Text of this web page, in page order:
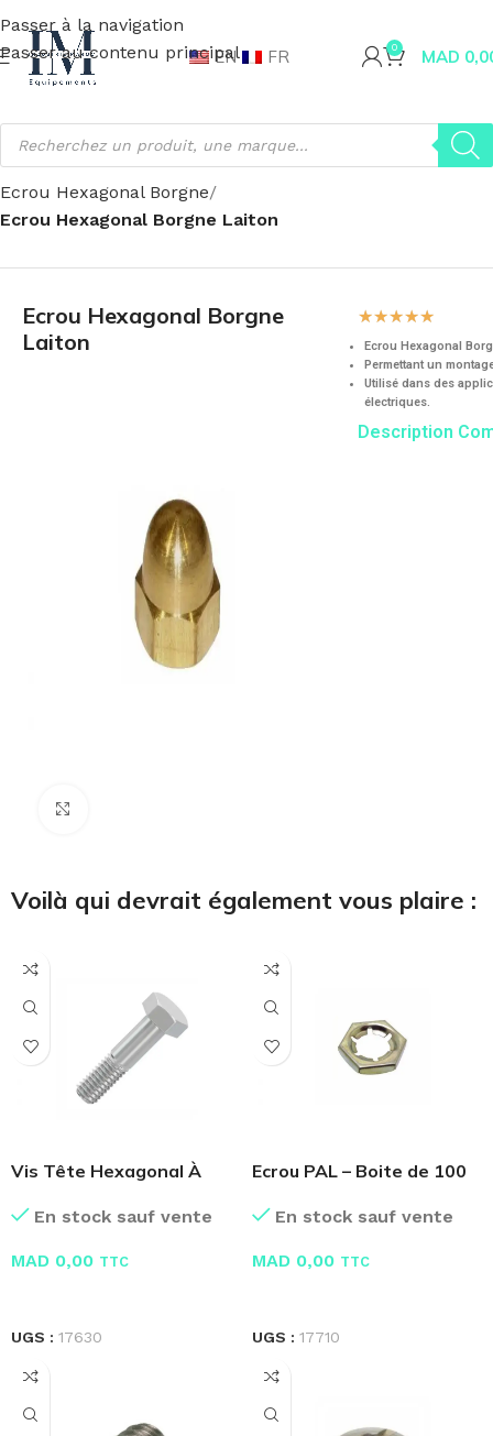
Passer à la navigation
Passer au contenu principal
EN FR 0 MAD
Accueil Visserie et Fixation Ecrou
Ecrou Hexagonal Borgne
Ecrou Hexagonal Borgne Laiton
Ecrou Hexagonal Borgne
Laiton
☆☆☆☆☆
Ecrou Hexagonal
Permettant un
Utilisé dans des
électriques.
Description
Voilà qui devrait également vous plaire :
Vis Tête Hexagonal À
En stock sauf vente
MAD 0,00 TTC
UGS : 17630
Ecrou PAL – Boite de 100
En stock sauf vente
MAD 0,00 TTC
UGS : 17710